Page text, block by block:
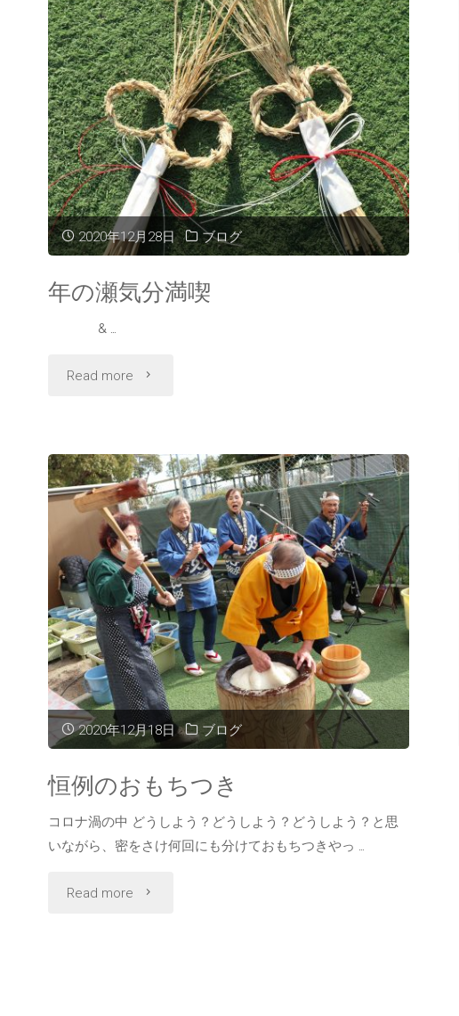
2020年12月28日 ブログ
年の瀬気分満喫
& …
Read more "年
瀬
気
分
満
喫"
2020年12月18日 ブログ
恒例のおもちつき
コロナ渦の中 どうしよう？どうしよう？どうしよう？と思
いながら、密をさけ何回にも分けておもちつきやっ …
Read more "恒